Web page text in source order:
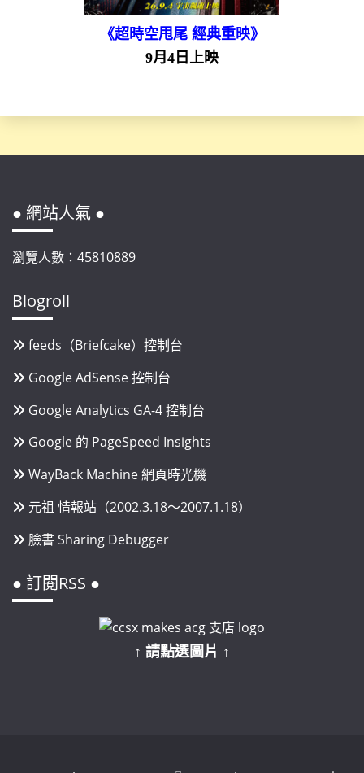
《超時空甩尾 經典重映》
9月4日上映
● 網站人氣 ●
瀏覽人數：45810889
Blogroll
feeds（Briefcake）控制台
Google AdSense 控制台
Google Analytics GA-4 控制台
Google 的 PageSpeed Insights
WayBack Machine 網頁時光機
元祖 情報站（2002.3.18～2007.1.18）
臉書 Sharing Debugger
● 訂閱RSS ●
↑ 請點選圖片 ↑